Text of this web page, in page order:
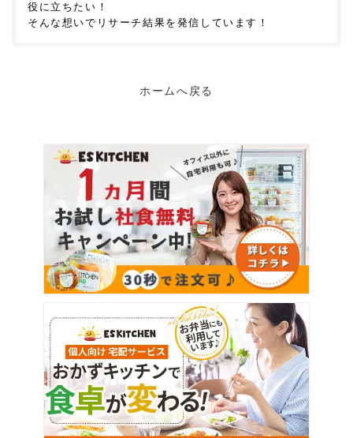
役に立ちたい！
そんな想いでリサーチ結果を発信しています！
ホームへ戻る